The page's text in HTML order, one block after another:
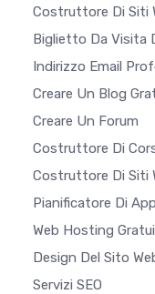
Costruttore Di Siti
Biglietto Da Visita
Indirizzo Email
Creare Un Blog
Creare Un Forum
Costruttore Di
Costruttore Di Siti
Pianificatore Di
Web Hosting
Design Del Sito
Servizi SEO